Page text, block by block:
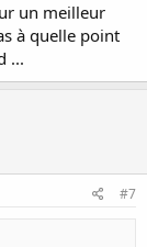
un meilleur
à quelle point
...
#7